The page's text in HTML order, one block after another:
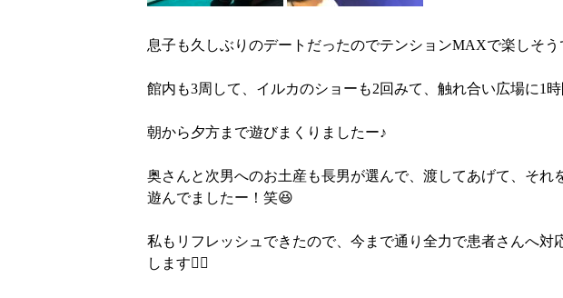
息子も久しぶりのデートだったのでテンションMAXで楽しそう
館内も3周して、イルカのショーも2回みて、触れ合い広場に1時
朝から夕方まで遊びまくりましたー♪
奥さんと次男へのお土産も長男が選んで、渡してあげて、それ
遊んでましたー！笑😆
私もリフレッシュできたので、今まで通り全力で患者さんへ対
します🙇‍♀️